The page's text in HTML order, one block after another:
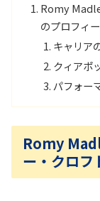
Romy
のプロフィ
キャリア
クィアポ
パフォー
Romy
ー・クロフ